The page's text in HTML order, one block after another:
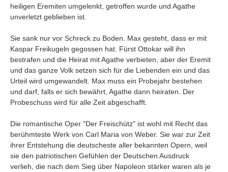
heiligen Eremiten umgelenkt, getroffen wurde und Agathe
unverletzt geblieben ist.
Sie sank nur vor Schreck zu Boden. Max gesteht, dass er mit
Kaspar Freikugeln gegossen hat. Fürst Ottokar will ihn
bestrafen und die Heirat mit Agathe verbieten, aber der Eremit
und das ganze Volk setzen sich für die Liebenden ein und das
Urteil wird umgewandelt. Max muss ein Probejahr bestehen
und darf, falls er sich bewährt, Agathe dann heiraten. Der
Probeschuss wird für alle Zeit abgeschafft.
Die romantische Oper "Der Freischütz" ist wohl mit Recht das
berühmteste Werk von Carl Maria von Weber. Sie war zur Zeit
ihrer Entstehung die deutscheste aller bekannten Opern, weil
sie den patriotischen Gefühlen der Deutschen Ausdruck
verlieh, die nach dem Sieg über Napoleon stärker waren als je